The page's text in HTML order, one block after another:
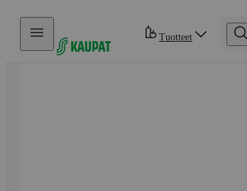
Hyppää sisältöön
Tuotteet